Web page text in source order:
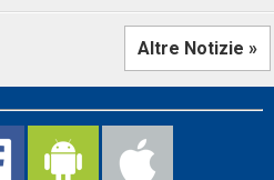
Altre Notizie »